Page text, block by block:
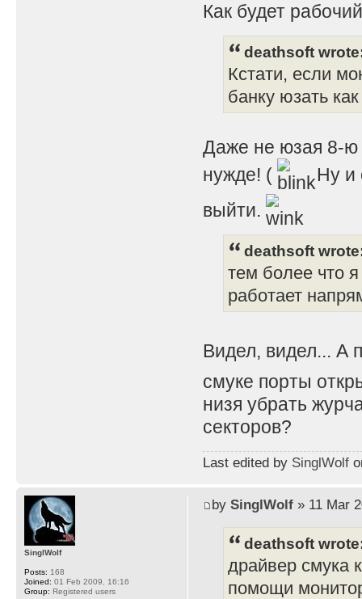
Как будет
deathsoft
Кстати, если
банку юзать
Даже не юзая 8-ю
нужде! (
Ну и
выйти.
deathsoft
тем более что
работает
Видел, видел... А
смуке порты
низя убрать
секторов?
Last edited by SinglWolf
by SinglWolf» 11 Mar
deathsoft
драйвер смука
помощи
SinglWolf
Posts: 168
Joined: 01 Feb 2009, 16:16
Group: Registered users